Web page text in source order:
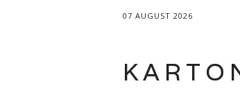
07 AUGUST 2026